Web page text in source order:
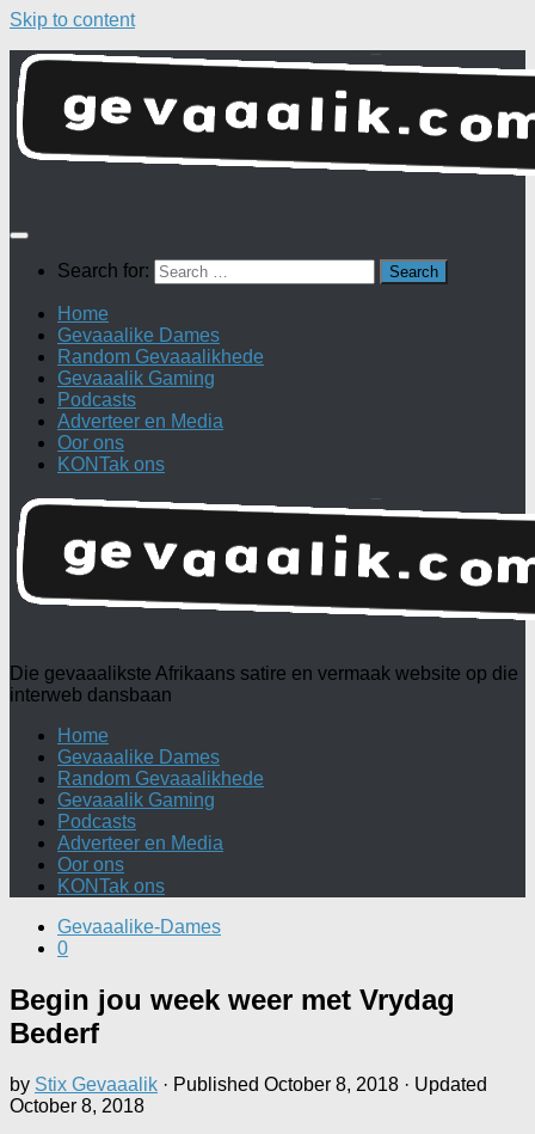
Skip to content
Search for:
Home
Gevaaalike Dames
Random Gevaaalikhede
Gevaaalik Gaming
Podcasts
Adverteer en Media
Oor ons
KONTak ons
Die gevaaalikste Afrikaans satire en vermaak website op die
interweb dansbaan
Home
Gevaaalike Dames
Random Gevaaalikhede
Gevaaalik Gaming
Podcasts
Adverteer en Media
Oor ons
KONTak ons
Gevaaalike-Dames
0
Begin jou week weer met Vrydag
Bederf
by Stix Gevaaalik · Published October 8, 2018 · Updated
October 8, 2018